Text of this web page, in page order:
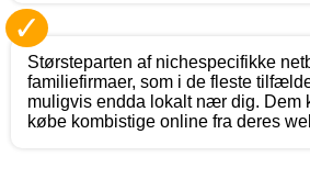
✓
Størsteparten af nichespecifikke
familiefirmaer, som i de fleste
muligvis endda lokalt nær dig. Dem
købe kombistige online fra deres